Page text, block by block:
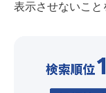
表示させないこと